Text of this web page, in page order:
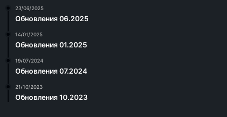
23/06/2025
Обновления 06.2025
14/01/2025
Обновления 01.2025
19/07/2024
Обновления 07.2024
21/10/2023
Обновления 10.2023